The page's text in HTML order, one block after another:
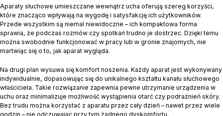
Aparaty słuchowe umieszczane wewnątrz ucha oferują szereg korzyści,
które znacząco wpływają na wygodę i satysfakcję ich użytkowników.
Przede wszystkim są niemal niewidoczne – ich kompaktowa forma
sprawia, że podczas rozmów czy spotkań trudno je dostrzec. Dzięki temu
można swobodnie funkcjonować w pracy lub w gronie znajomych, nie
martwiąc się o to, jak aparat wygląda.
Na drugi plan wysuwa się komfort noszenia. Każdy aparat jest wykonywany
indywidualnie, dopasowując się do unikalnego kształtu kanału słuchowego
właściciela. Takie rozwiązanie zapewnia pewne utrzymanie urządzenia w
uchu oraz minimalizuje możliwość wystąpienia otarć czy podrażnień skóry.
Bez trudu można korzystać z aparatu przez cały dzień – nawet przez wiele
godzin – nie odczuwając przy tym żadnego dyskomfortu.